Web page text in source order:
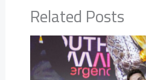
Related Posts